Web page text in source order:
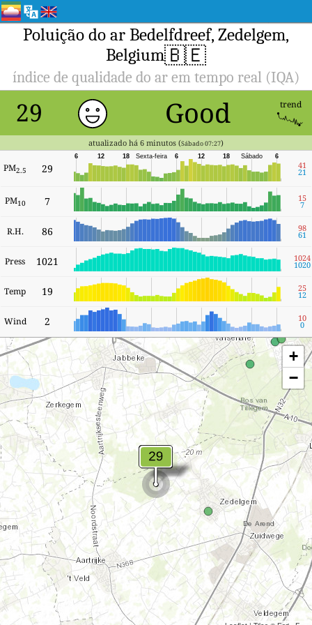
Poluição do ar Bedelfdreef, Zedelgem,
Belgium🇧🇪
índice de qualidade do ar em tempo real (IQA)
29 Good trend
atualizado há 6 minutos (Sábado 07:27)
PM2.5 29
6
Sábado
18
12
6
Sexta-feira
18
12
6
41
21
PM10 7 15
7
R.H. 86 98
61
Press 1021 1024
1020
Temp 19 25
12
Wind 2 10
0
+
−